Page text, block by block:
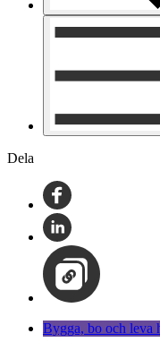
Dela
Bygga, bo och leva